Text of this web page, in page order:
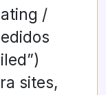
/
sites,